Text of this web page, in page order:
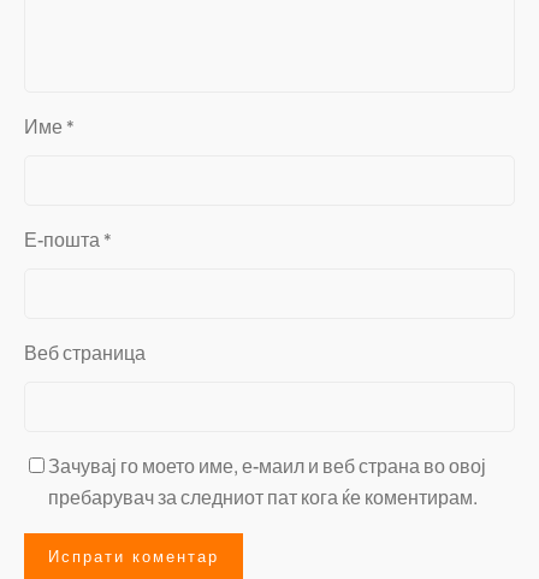
Име *
Е-пошта *
Веб страница
Зачувај го моето име, е-маил и веб страна во овој
пребарувач за следниот пат кога ќе коментирам.